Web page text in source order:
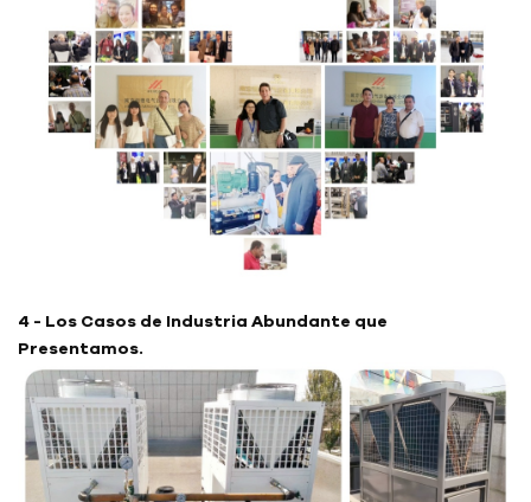
4 - Los Casos de Industria Abundante que
Presentamos.